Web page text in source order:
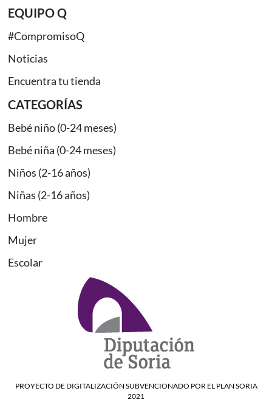
EQUIPO Q
#CompromisoQ
Noticias
Encuentra tu tienda
CATEGORÍAS
Bebé niño (0-24 meses)
Bebé niña (0-24 meses)
Niños (2-16 años)
Niñas (2-16 años)
Hombre
Mujer
Escolar
PROYECTO DE DIGITALIZACIÓN SUBVENCIONADO POR EL PLAN SORIA
2021